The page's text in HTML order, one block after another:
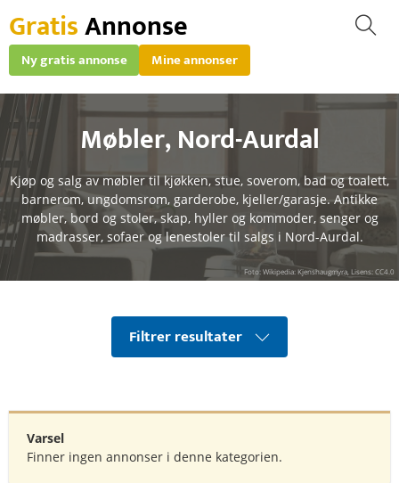
GratisAnnonse
Ny gratis annonse Mine annonser
Møbler,Nord-Aurdal
Kjøp og salg av møbler til kjøkken, stue, soverom, bad og toalett,
barnerom, ungdomsrom, garderobe, kjeller/garasje. Antikke
møbler, bord og stoler, skap, hyller og kommoder, senger og
madrasser, sofaer og lenestoler til salgs i Nord-Aurdal.
Foto: Wikipedia: Kjenshaugmyra, Lisens: CC4.0
Filtrer resultater
Varsel
Finner ingen annonser i denne kategorien.